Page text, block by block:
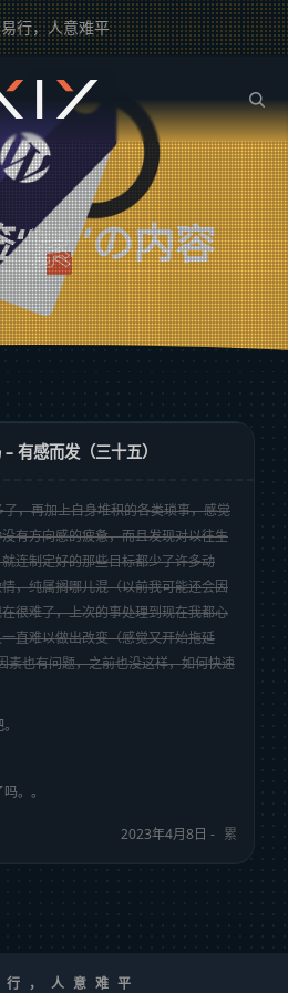
行，人意难平
の 累 Tag
“累”の内容
有感而发（三十五）
，再加上自身堆积的各类琐事，感觉
有方向感的疲惫，而且发现对以往生
连制定好的那些目标都少了许多动
，纯属搁哪儿混（以前我可能还会因
很难了，上次的事处理到现在我都心
直难以做出改变（感觉又开始拖延
素也有问题，之前也没这样，如何快速
。。
2023年4月8日 - 累
行，人意难平